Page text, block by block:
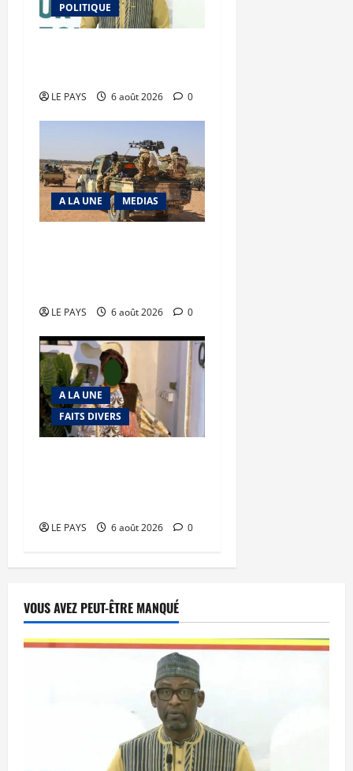
POLITIQUE
LE PAYS 6 août 2026 0
A LA UNE MEDIAS
LE PAYS 6 août 2026 0
A LA UNE
FAITS DIVERS
LE PAYS 6 août 2026 0
VOUS AVEZ PEUT-ÊTRE MANQUÉ